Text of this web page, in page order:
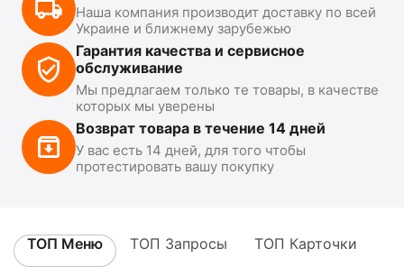
Наша компания производит доставку по всей
Украине и ближнему зарубежью
Гарантия качества и сервисное
обслуживание
Мы предлагаем только те товары, в качестве
которых мы уверены
Возврат товара в течение 14 дней
У вас есть 14 дней, для того чтобы
протестировать вашу покупку
ТОП Меню ТОП Запросы ТОП Карточки